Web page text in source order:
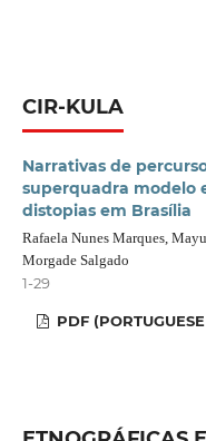
CIR-KULA
Narrativas de
superquadra modelo
distopias em Brasília
Rafaela Nunes Marques,
Morgade Salgado
1-29
PDF